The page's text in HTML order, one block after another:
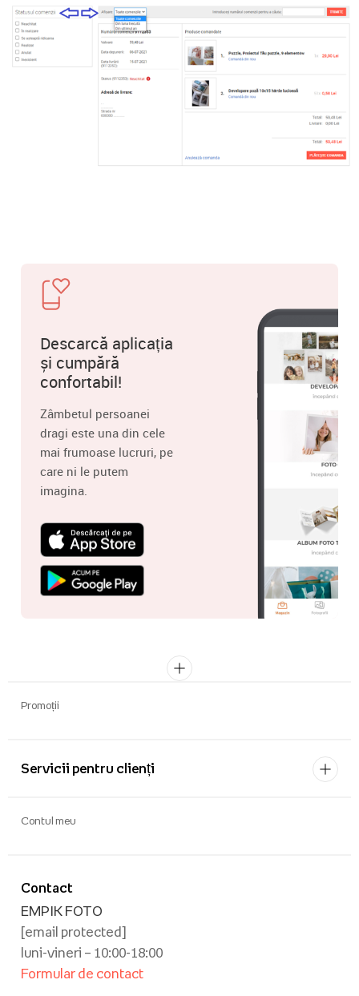
Descarcă aplicația
și cumpără
confortabil!
Zâmbetul persoanei
dragi este una din cele
mai frumoase lucruri, pe
care ni le putem
imagina.
Promoții
Servicii pentru clienți
Contact
EMPIK FOTO
[email protected]
luni-vineri – 10:00-18:00
Formular de contact
Contul meu